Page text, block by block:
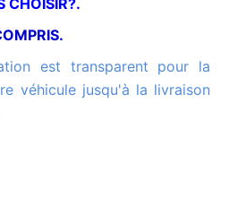
CHOISIR?.
véhicule jusqu'à la livraison